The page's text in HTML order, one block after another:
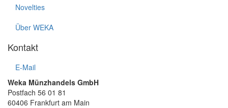
Novelties
Über WEKA
Kontakt
E-Mail
Weka Münzhandels GmbH
Postfach 56 01 81
60406 Frankfurt am Main